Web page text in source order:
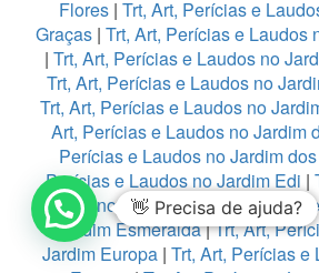
Flores| Trt, Art, Perícias e
Graças| Trt, Art, Perícias e Laudos
| Trt, Art, Perícias e Laudos no
Trt, Art, Perícias e Laudos no
Trt, Art, Perícias e Laudos no
Art, Perícias e Laudos no Jardim
Perícias e Laudos no Jardim
Perícias e Laudos no Jardim Edi |
Laudos no Jardim Eledy|Trt, Art,
Jardim Esmeralda|Trt, Art,
Jardim Europa | Trt, Art, Perícias e
👋 Precisa de ajuda?